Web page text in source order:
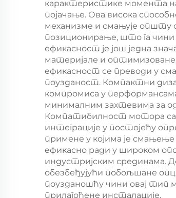
карактеристике моментa на
појачање. Ова висока
механизме и смањује
позиционирање, што га чини
ефикасност је још једна
материјале и оптимизоване
ефикасност се преводи у
поузданост. Компактни
компромиса у
минималним захтевима за
Компатибилност мотора са
интеграције у постојећу
примене у којима је
ефикасно ради у широком
индустријским срединама.
обезбеђујући побољшане
поузданошћу чини овај тип
прилагођене инсталације.